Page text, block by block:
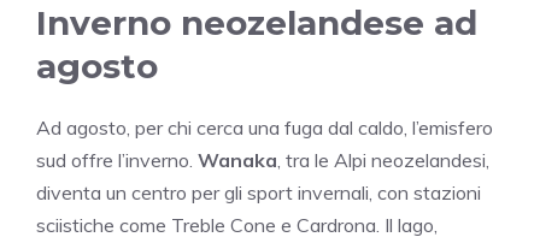
Inverno neozelandese ad
agosto
Ad agosto, per chi cerca una fuga dal caldo, l’emisfero
sud offre l’inverno. Wanaka , tra le Alpi neozelandesi,
diventa un centro per gli sport invernali, con stazioni
sciistiche come Treble Cone e Cardrona. Il lago,